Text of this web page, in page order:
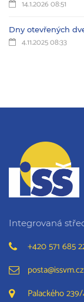
14.1.2026 08:51
Dny otevřených
4.11.2025 08:33
Integrovaná
+420 571 685
posta@issvm.cz
Palackého